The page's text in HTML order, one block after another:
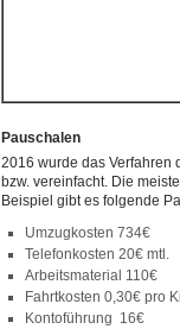
Pauschalen
2016 wurde das Verfahren
bzw. vereinfacht. Die
Beispiel gibt es folgende
Umzugkosten 734€
Telefonkosten 20€ mtl.
Arbeitsmaterial 110€
Fahrtkosten 0,30€ pro
Kontoführung 16€